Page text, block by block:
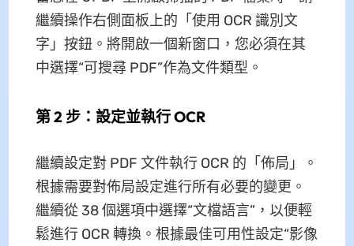
繼續操作右側面板上的「使用 OCR 識別文
字」按鈕。將開啟一個新窗口，您必須在其
中選擇“可搜尋 PDF”作為文件類型。
第 2 步：設定並執行 OCR
繼續設定對 PDF 文件執行 OCR 的「佈局」。
根據需要對佈局設定進行所有必要的變更。
繼續從 38 個選項中選擇“文檔語言”，以便輕
鬆進行 OCR 轉換。根據最佳可用性設定“影像